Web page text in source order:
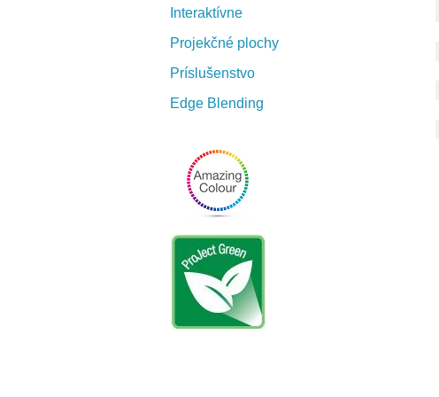
Interaktívne
Projekčné plochy
Príslušenstvo
Edge Blending